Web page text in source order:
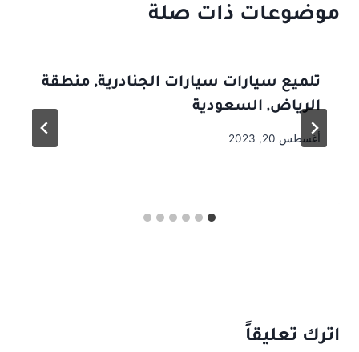
موضوعات ذات صلة
تلميع سيارات سيارات الجنادرية, منطقة
الرياض, السعودية
أغسطس 20, 2023
اترك تعليقاً